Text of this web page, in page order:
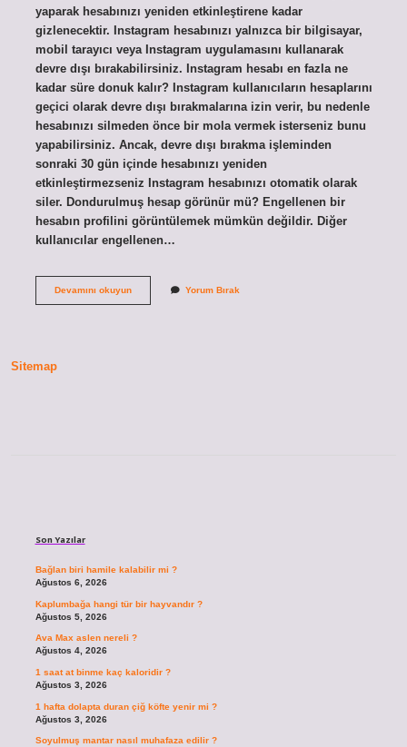
yaparak hesabınızı yeniden etkinleştirene kadar
gizlenecektir. Instagram hesabınızı yalnızca bir bilgisayar,
mobil tarayıcı veya Instagram uygulamasını kullanarak
devre dışı bırakabilirsiniz. Instagram hesabı en fazla ne
kadar süre donuk kalır? Instagram kullanıcıların hesaplarını
geçici olarak devre dışı bırakmalarına izin verir, bu nedenle
hesabınızı silmeden önce bir mola vermek isterseniz bunu
yapabilirsiniz. Ancak, devre dışı bırakma işleminden
sonraki 30 gün içinde hesabınızı yeniden
etkinleştirmezseniz Instagram hesabınızı otomatik olarak
siler. Dondurulmuş hesap görünür mü? Engellenen bir
hesabın profilini görüntülemek mümkün değildir. Diğer
kullanıcılar engellenen…
Devamını okuyunHesap
Yorum Bırak
Sitemap
Son Yazılar
Bağlan biri hamile kalabilir mi ?
Ağustos 6, 2026
Kaplumbağa hangi tür bir hayvandır ?
Ağustos 5, 2026
Ava Max aslen nereli ?
Ağustos 4, 2026
1 saat at binme kaç kaloridir ?
Ağustos 3, 2026
1 hafta dolapta duran çiğ köfte yenir mi ?
Ağustos 3, 2026
Soyulmuş mantar nasıl muhafaza edilir ?